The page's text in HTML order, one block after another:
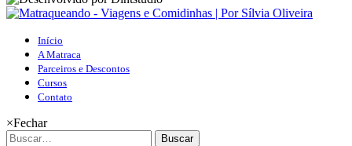
Início
A Matraca
Parceiros e Descontos
Cursos
Contato
×Fechar
Buscar